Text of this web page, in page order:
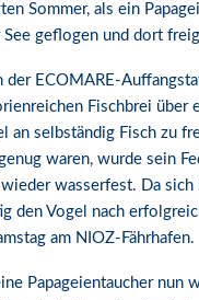
Sommer, als ein
geflogen und dort
der ECOMARE-
Fischbrei über
an selbständig Fisch zu
waren, wurde sein
wasserfest. Da sich
den Vogel nach
am NIOZ-Fährhafen.
Papageientaucher nun